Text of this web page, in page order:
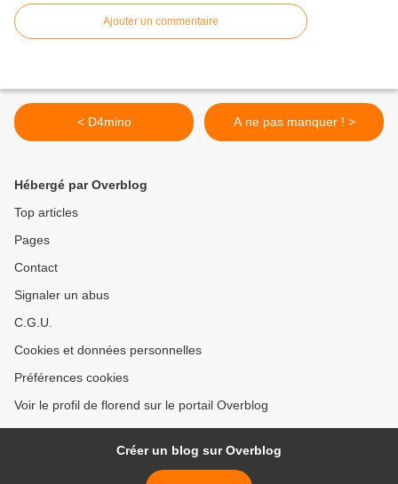
Ajouter un commentaire
< D4mino A ne pas manquer ! >
Hébergé par Overblog
Top articles
Pages
Contact
Signaler un abus
C.G.U.
Cookies et données personnelles
Préférences cookies
Voir le profil de florend sur le portail Overblog
Créer un blog sur Overblog